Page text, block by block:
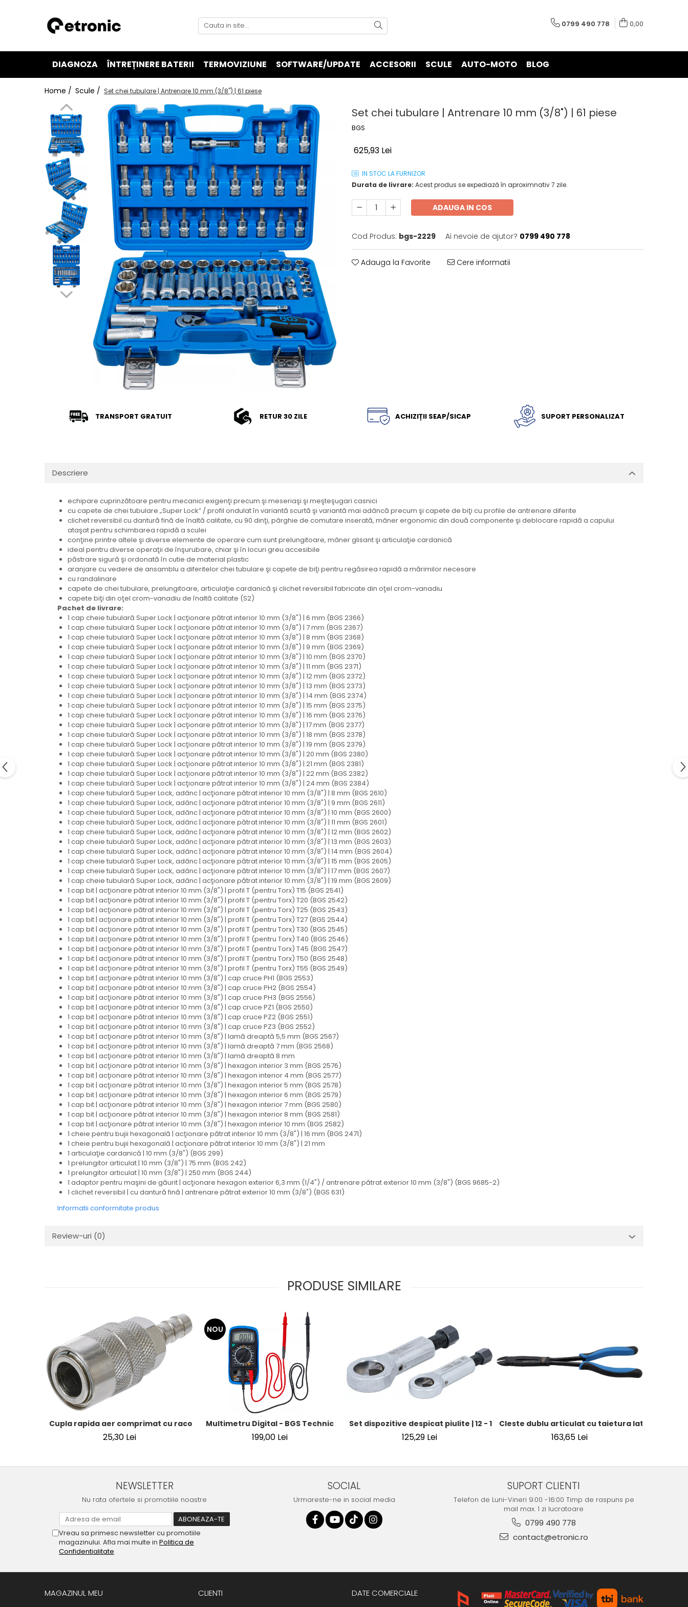
0799 490 778 0,00
DIAGNOZA ÎNTREȚINERE BATERII TERMOVIZIUNE SOFTWARE/UPDATE ACCESORII SCULE AUTO-MOTO BLOG
Home / Scule / Set chei tubulare | Antrenare 10 mm (3/8") | 61 piese
Set chei tubulare | Antrenare 10 mm (3/8") | 61 piese
BGS
625,93 Lei
IN STOC LA FURNIZOR
Durata de livrare: Acest produs se expediază în aproximnativ 7 zile.
ADAUGA IN COS
Cod Produs: bgs-2229 Ai nevoie de ajutor? 0799 490 778
Adauga la Favorite Cere informatii
TRANSPORT GRATUIT RETUR 30 ZILE ACHIZIȚII SEAP/SICAP SUPORT PERSONALIZAT
Descriere
echipare cuprinzătoare pentru mecanici exigenţi precum şi meseriaşi şi meşteşugari casnici
cu capete de chei tubulare „Super Lock” / profil ondulat în variantă scurtă şi variantă mai adâncă precum şi capete de biţi cu profile de antrenare diferite
clichet reversibil cu dantură fină de înaltă calitate, cu 90 dinţi, pârghie de comutare inserată, mâner ergonomic din două componente şi deblocare rapidă a capului
ataşat pentru schimbarea rapidă a sculei
conţine printre altele şi diverse elemente de operare cum sunt prelungitoare, mâner glisant şi articulaţie cardanică
ideal pentru diverse operaţii de înşurubare, chiar şi în locuri greu accesibile
păstrare sigură şi ordonată în cutie de material plastic
aranjare cu vedere de ansamblu a diferitelor chei tubulare şi capete de biţi pentru regăsirea rapidă a mărimilor necesare
cu randalinare
capete de chei tubulare, prelungitoare, articulaţie cardanică şi clichet reversibil fabricate din oţel crom-vanadiu
capete biţi din oţel crom-vanadiu de înaltă calitate (S2)
Pachet de livrare:
1 cap cheie tubulară Super Lock | acţionare pătrat interior 10 mm (3/8") | 6 mm (BGS 2366)
1 cap cheie tubulară Super Lock | acţionare pătrat interior 10 mm (3/8") | 7 mm (BGS 2367)
1 cap cheie tubulară Super Lock | acţionare pătrat interior 10 mm (3/8") | 8 mm (BGS 2368)
1 cap cheie tubulară Super Lock | acţionare pătrat interior 10 mm (3/8") | 9 mm (BGS 2369)
1 cap cheie tubulară Super Lock | acţionare pătrat interior 10 mm (3/8") | 10 mm (BGS 2370)
1 cap cheie tubulară Super Lock | acţionare pătrat interior 10 mm (3/8") | 11 mm (BGS 2371)
1 cap cheie tubulară Super Lock | acţionare pătrat interior 10 mm (3/8") | 12 mm (BGS 2372)
1 cap cheie tubulară Super Lock | acţionare pătrat interior 10 mm (3/8") | 13 mm (BGS 2373)
1 cap cheie tubulară Super Lock | acţionare pătrat interior 10 mm (3/8") | 14 mm (BGS 2374)
1 cap cheie tubulară Super Lock | acţionare pătrat interior 10 mm (3/8") | 15 mm (BGS 2375)
1 cap cheie tubulară Super Lock | acţionare pătrat interior 10 mm (3/8") | 16 mm (BGS 2376)
1 cap cheie tubulară Super Lock | acţionare pătrat interior 10 mm (3/8") | 17 mm (BGS 2377)
1 cap cheie tubulară Super Lock | acţionare pătrat interior 10 mm (3/8") | 18 mm (BGS 2378)
1 cap cheie tubulară Super Lock | acţionare pătrat interior 10 mm (3/8") | 19 mm (BGS 2379)
1 cap cheie tubulară Super Lock | acţionare pătrat interior 10 mm (3/8") | 20 mm (BGS 2380)
1 cap cheie tubulară Super Lock | acţionare pătrat interior 10 mm (3/8") | 21 mm (BGS 2381)
1 cap cheie tubulară Super Lock | acţionare pătrat interior 10 mm (3/8") | 22 mm (BGS 2382)
1 cap cheie tubulară Super Lock | acţionare pătrat interior 10 mm (3/8") | 24 mm (BGS 2384)
1 cap cheie tubulară Super Lock, adânc | acţionare pătrat interior 10 mm (3/8") | 8 mm (BGS 2610)
1 cap cheie tubulară Super Lock, adânc | acţionare pătrat interior 10 mm (3/8") | 9 mm (BGS 2611)
1 cap cheie tubulară Super Lock, adânc | acţionare pătrat interior 10 mm (3/8") | 10 mm (BGS 2600)
1 cap cheie tubulară Super Lock, adânc | acţionare pătrat interior 10 mm (3/8") | 11 mm (BGS 2601)
1 cap cheie tubulară Super Lock, adânc | acţionare pătrat interior 10 mm (3/8") | 12 mm (BGS 2602)
1 cap cheie tubulară Super Lock, adânc | acţionare pătrat interior 10 mm (3/8") | 13 mm (BGS 2603)
1 cap cheie tubulară Super Lock, adânc | acţionare pătrat interior 10 mm (3/8") | 14 mm (BGS 2604)
1 cap cheie tubulară Super Lock, adânc | acţionare pătrat interior 10 mm (3/8") | 15 mm (BGS 2605)
1 cap cheie tubulară Super Lock, adânc | acţionare pătrat interior 10 mm (3/8") | 17 mm (BGS 2607)
1 cap cheie tubulară Super Lock, adânc | acţionare pătrat interior 10 mm (3/8") | 19 mm (BGS 2609)
1 cap bit | acţionare pătrat interior 10 mm (3/8") | profil T (pentru Torx) T15 (BGS 2541)
1 cap bit | acţionare pătrat interior 10 mm (3/8") | profil T (pentru Torx) T20 (BGS 2542)
1 cap bit | acţionare pătrat interior 10 mm (3/8") | profil T (pentru Torx) T25 (BGS 2543)
1 cap bit | acţionare pătrat interior 10 mm (3/8") | profil T (pentru Torx) T27 (BGS 2544)
1 cap bit | acţionare pătrat interior 10 mm (3/8") | profil T (pentru Torx) T30 (BGS 2545)
1 cap bit | acţionare pătrat interior 10 mm (3/8") | profil T (pentru Torx) T40 (BGS 2546)
1 cap bit | acţionare pătrat interior 10 mm (3/8") | profil T (pentru Torx) T45 (BGS 2547)
1 cap bit | acţionare pătrat interior 10 mm (3/8") | profil T (pentru Torx) T50 (BGS 2548)
1 cap bit | acţionare pătrat interior 10 mm (3/8") | profil T (pentru Torx) T55 (BGS 2549)
1 cap bit | acţionare pătrat interior 10 mm (3/8") | cap cruce PH1 (BGS 2553)
1 cap bit | acţionare pătrat interior 10 mm (3/8") | cap cruce PH2 (BGS 2554)
1 cap bit | acţionare pătrat interior 10 mm (3/8") | cap cruce PH3 (BGS 2556)
1 cap bit | acţionare pătrat interior 10 mm (3/8") | cap cruce PZ1 (BGS 2550)
1 cap bit | acţionare pătrat interior 10 mm (3/8") | cap cruce PZ2 (BGS 2551)
1 cap bit | acţionare pătrat interior 10 mm (3/8") | cap cruce PZ3 (BGS 2552)
1 cap bit | acţionare pătrat interior 10 mm (3/8") | lamă dreaptă 5,5 mm (BGS 2567)
1 cap bit | acţionare pătrat interior 10 mm (3/8") | lamă dreaptă 7 mm (BGS 2568)
1 cap bit | acţionare pătrat interior 10 mm (3/8") | lamă dreaptă 8 mm
1 cap bit | acţionare pătrat interior 10 mm (3/8") | hexagon interior 3 mm (BGS 2576)
1 cap bit | acţionare pătrat interior 10 mm (3/8") | hexagon interior 4 mm (BGS 2577)
1 cap bit | acţionare pătrat interior 10 mm (3/8") | hexagon interior 5 mm (BGS 2578)
1 cap bit | acţionare pătrat interior 10 mm (3/8") | hexagon interior 6 mm (BGS 2579)
1 cap bit | acţionare pătrat interior 10 mm (3/8") | hexagon interior 7 mm (BGS 2580)
1 cap bit | acţionare pătrat interior 10 mm (3/8") | hexagon interior 8 mm (BGS 2581)
1 cap bit | acţionare pătrat interior 10 mm (3/8") | hexagon interior 10 mm (BGS 2582)
1 cheie pentru bujii hexagonală | acţionare pătrat interior 10 mm (3/8") | 16 mm (BGS 2471)
1 cheie pentru bujii hexagonală | acţionare pătrat interior 10 mm (3/8") | 21 mm
1 articulaţie cardanică | 10 mm (3/8") (BGS 299)
1 prelungitor articulat | 10 mm (3/8") | 75 mm (BGS 242)
1 prelungitor articulat | 10 mm (3/8") | 250 mm (BGS 244)
1 adaptor pentru maşini de găurit | acţionare hexagon exterior 6,3 mm (1/4") / antrenare pătrat exterior 10 mm (3/8") (BGS 9685-2)
1 clichet reversibil | cu dantură fină | antrenare pătrat exterior 10 mm (3/8") (BGS 631)
Informatii conformitate produs
Review-uri (0)
PRODUSE SIMILARE
Cupla rapida aer comprimat cu racord furtun 8 mm (5/16") | SUA / Franta
25,30 Lei
NOU
Multimetru Digital - BGS Technic
199,00 Lei
Set dispozitive despicat piulite | 12 - 16 mm / 16 - 22 mm | 2 piese
125,29 Lei
Cleste dublu articulat cu taietura laterala | 295
163,65 Lei
NEWSLETTER
Nu rata ofertele si promotiile noastre
Vreau sa primesc newsletter cu promotiile
magazinului. Afla mai multe in Politica de
Confidentialitate
SOCIAL
Urmareste-ne in social media
SUPORT CLIENTI
Telefon de Luni-Vineri 9:00 -16:00 Timp de raspuns pe
mail max. 1 zi lucratoare
0799 490 778
contact@etronic.ro
MAGAZINUL MEU CLIENTI DATE COMERCIALE